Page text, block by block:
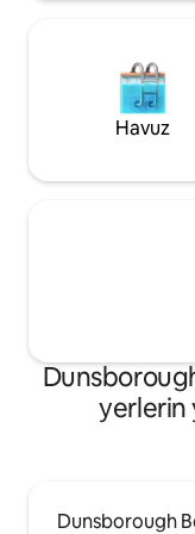
Havuz
yerlerin
Dunsborough